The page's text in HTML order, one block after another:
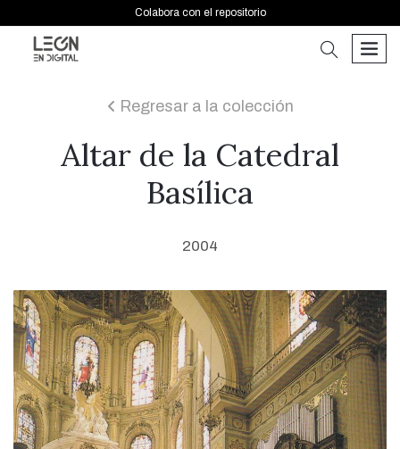
Colabora con el repositorio
buscar
icon
Regresar a la colección
Altar de la Catedral
Basílica
2004